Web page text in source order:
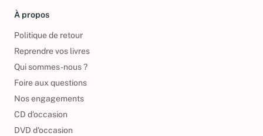
À propos
Politique de retour
Reprendre vos livres
Qui sommes-nous ?
Foire aux questions
Nos engagements
CD d'occasion
DVD d'occasion